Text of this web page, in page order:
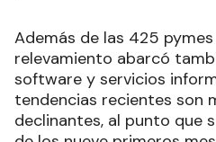
Además de las 425
relevamiento abarcó
software y servicios
tendencias recientes son
declinantes, al punto que